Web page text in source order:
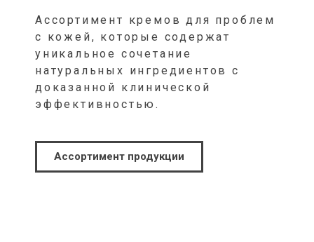
Ассортимент кремов для проблем
с кожей, которые содержат
уникальное сочетание
натуральных ингредиентов с
доказанной клинической
эффективностью.
Ассортимент продукции